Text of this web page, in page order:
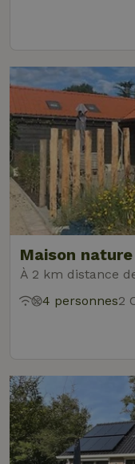
Maison
À 2 km distance
4 personnes2